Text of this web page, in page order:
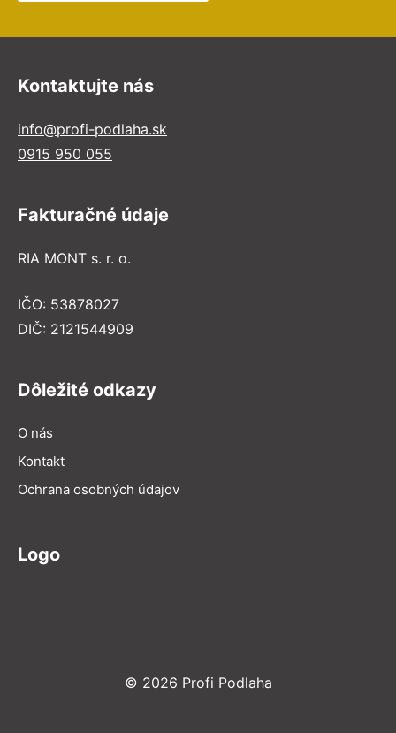
Kontaktujte nás
info@profi-podlaha.sk
0915 950 055
Fakturačné údaje
RIA MONT s. r. o.
IČO: 53878027
DIČ: 2121544909
Dôležité odkazy
O nás
Kontakt
Ochrana osobných údajov
Logo
© 2026 Profi Podlaha